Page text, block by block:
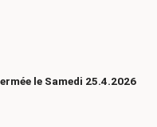
le Samedi 25.4.2026